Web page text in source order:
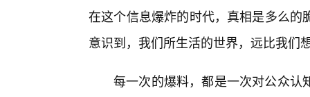
在这个信息爆炸的时代，真相是多么
意识到，我们所生活的世界，远比我们
每一次的爆料，都是一次对公众认